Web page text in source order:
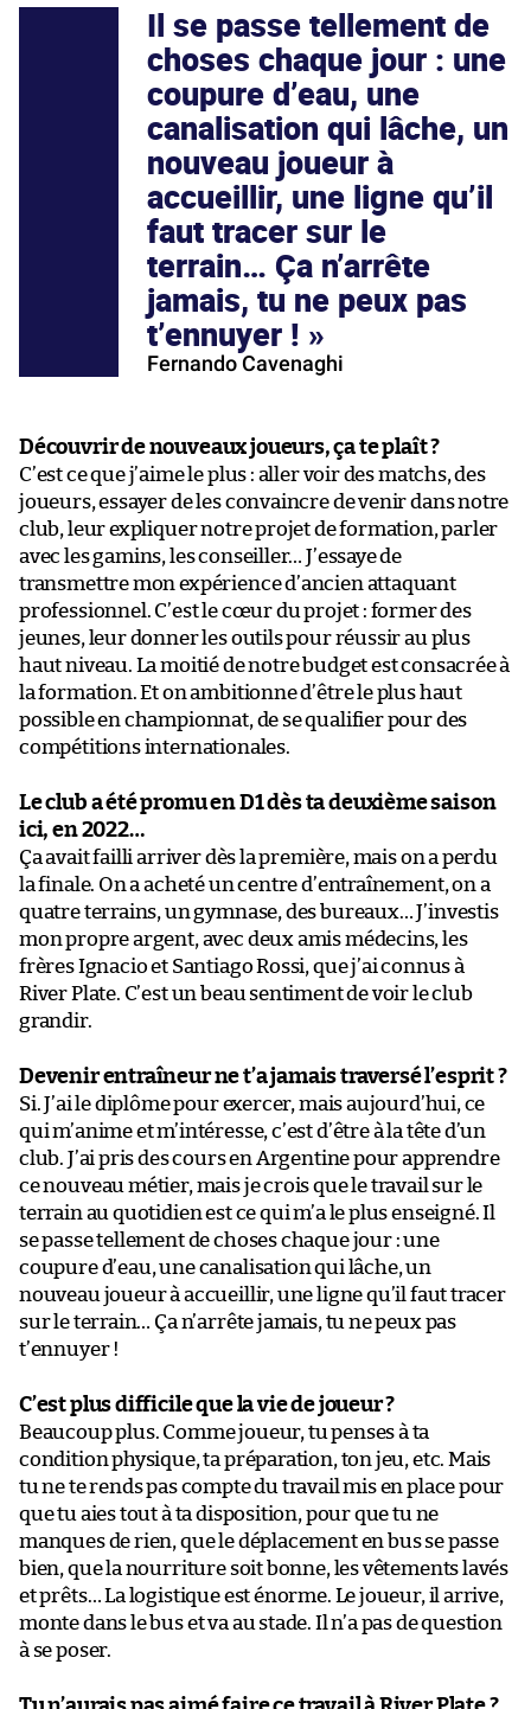
Il se passe tellement de
choses chaque jour : une
coupure d’eau, une
canalisation qui lâche, un
nouveau joueur à
accueillir, une ligne qu’il
faut tracer sur le
terrain… Ça n’arrête
jamais, tu ne peux pas
t’ennuyer !
Fernando Cavenaghi
Découvrir de nouveaux joueurs, ça te plaît ?
C’est ce que j’aime le plus : aller voir des matchs, des
joueurs, essayer de les convaincre de venir dans notre
club, leur expliquer notre projet de formation, parler
avec les gamins, les conseiller… J’essaye de
transmettre mon expérience d’ancien attaquant
professionnel. C’est le cœur du projet : former des
jeunes, leur donner les outils pour réussir au plus
haut niveau. La moitié de notre budget est consacrée à
la formation. Et on ambitionne d’être le plus haut
possible en championnat, de se qualifier pour des
compétitions internationales.
Le club a été promu en D1 dès ta deuxième saison
ici, en 2022…
Ça avait failli arriver dès la première, mais on a perdu
la finale. On a acheté un centre d’entraînement, on a
quatre terrains, un gymnase, des bureaux… J’investis
mon propre argent, avec deux amis médecins, les
frères Ignacio et Santiago Rossi, que j’ai connus à
River Plate. C’est un beau sentiment de voir le club
grandir.
Devenir entraîneur ne t’a jamais traversé l’esprit ?
Si. J’ai le diplôme pour exercer, mais aujourd’hui, ce
qui m’anime et m’intéresse, c’est d’être à la tête d’un
club. J’ai pris des cours en Argentine pour apprendre
ce nouveau métier, mais je crois que le travail sur le
terrain au quotidien est ce qui m’a le plus enseigné. Il
se passe tellement de choses chaque jour : une
coupure d’eau, une canalisation qui lâche, un
nouveau joueur à accueillir, une ligne qu’il faut tracer
sur le terrain… Ça n’arrête jamais, tu ne peux pas
t’ennuyer !
C’est plus difficile que la vie de joueur ?
Beaucoup plus. Comme joueur, tu penses à ta
condition physique, ta préparation, ton jeu, etc. Mais
tu ne te rends pas compte du travail mis en place pour
que tu aies tout à ta disposition, pour que tu ne
manques de rien, que le déplacement en bus se passe
bien, que la nourriture soit bonne, les vêtements lavés
et prêts… La logistique est énorme. Le joueur, il arrive,
monte dans le bus et va au stade. Il n’a pas de question
à se poser.